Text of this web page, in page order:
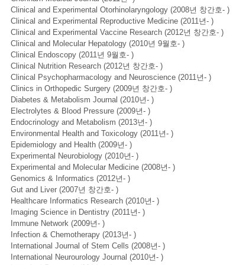
Clinical and Experimental Otorhinolaryngology (2008년 창간호- )
Clinical and Experimental Reproductive Medicine (2011년- )
Clinical and Experimental Vaccine Research (2012년 창간호- )
Clinical and Molecular Hepatology (2010년 9월호- )
Clinical Endoscopy (2011년 9월호- )
Clinical Nutrition Research (2012년 창간호- )
Clinical Psychopharmacology and Neuroscience (2011년- )
Clinics in Orthopedic Surgery (2009년 창간호- )
Diabetes & Metabolism Journal (2010년- )
Electrolytes & Blood Pressure (2009년- )
Endocrinology and Metabolism (2013년- )
Environmental Health and Toxicology (2011년- )
Epidemiology and Health (2009년- )
Experimental Neurobiology (2010년- )
Experimental and Molecular Medicine (2008년- )
Genomics & Informatics (2012년- )
Gut and Liver (2007년 창간호- )
Healthcare Informatics Research (2010년- )
Imaging Science in Dentistry (2011년- )
Immune Network (2009년- )
Infection & Chemotherapy (2013년- )
International Journal of Stem Cells (2008년- )
International Neurourology Journal (2010년- )